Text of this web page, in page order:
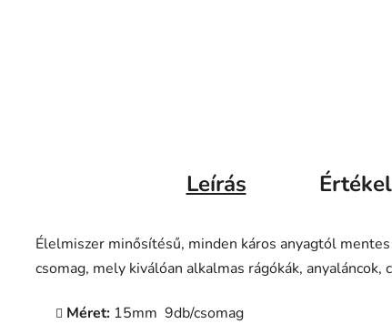
Leírás
Élelmiszer minősítésű, minden káros anyagtól
csomag, mely kiválóan alkalmas rágókák,
Méret: 15mm 9db/csomag